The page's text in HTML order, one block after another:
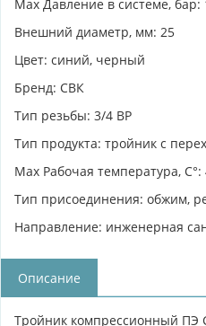
Max Давление в системе, бар:
Внешний диаметр, мм: 25
Цвет: синий, черный
Бренд: СВК
Тип резьбы: 3/4 ВР
Тип продукта: тройник с
Max Рабочая температура, C°:
Тип присоединения: обжим,
Направление: инженерная
Описание
Тройник компрессионный ПЭ